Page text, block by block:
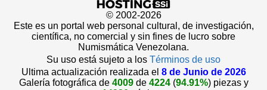
© 2002-2026
Este es un portal web personal cultural, de investigación,
científica, no comercial y sin fines de lucro sobre
Numismática Venezolana.
Su uso está sujeto a los Términos de uso
Ultima actualización realizada el 8 de Junio de 2026
Galería fotográfica de 4009de 4224(94.91%) piezas y